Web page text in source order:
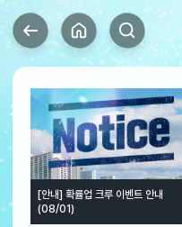
[안내] 확률업 크루 이벤트 안내
(08/01)